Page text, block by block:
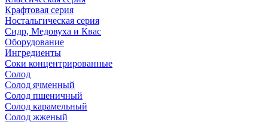
Крафтовая серия
Ностальгическая серия
Сидр, Медовуха и Квас
Оборудование
Ингредиенты
Соки концентрированные
Солод
Солод ячменный
Солод пшеничный
Солод карамельный
Солод жженый